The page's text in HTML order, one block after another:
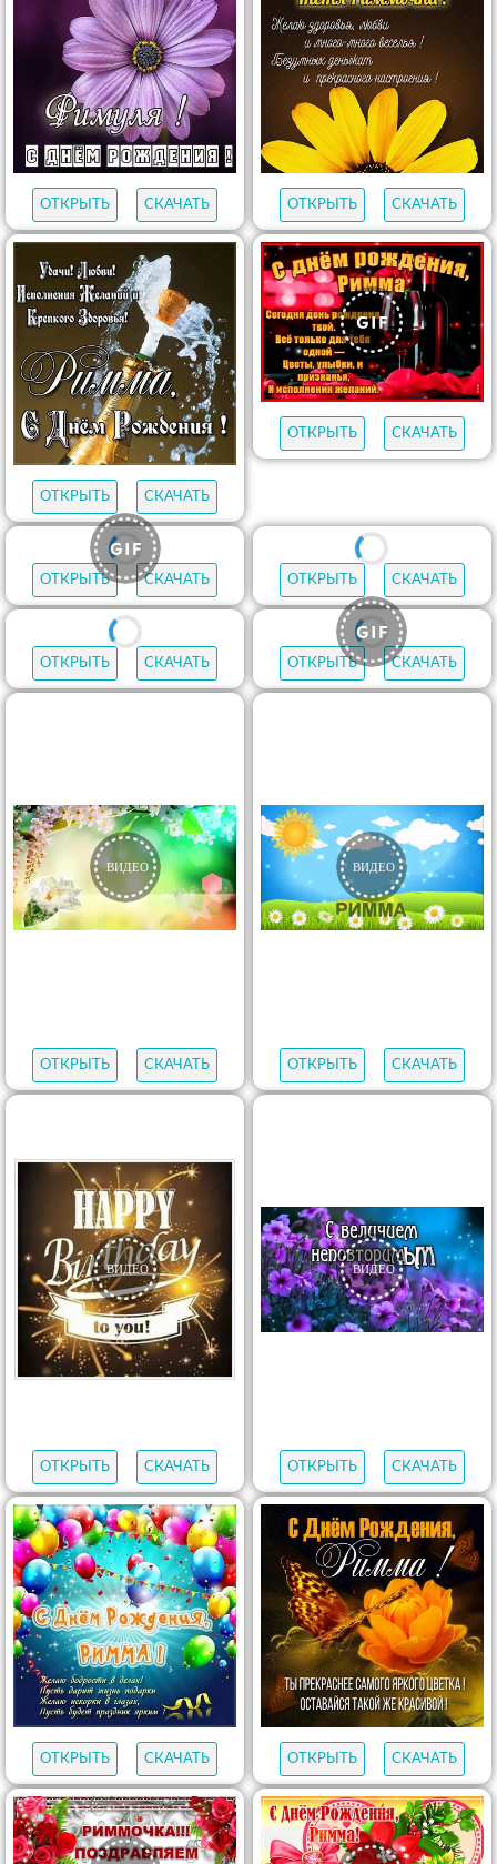
ОТКРЫТЬ СКАЧАТЬ ОТКРЫТЬ СКАЧАТЬ
ОТКРЫТЬ СКАЧАТЬ
ОТКРЫТЬ СКАЧАТЬ
ОТКРЫТЬ СКАЧАТЬ
ОТКРЫТЬ СКАЧАТЬ ОТКРЫТЬ СКАЧАТЬ